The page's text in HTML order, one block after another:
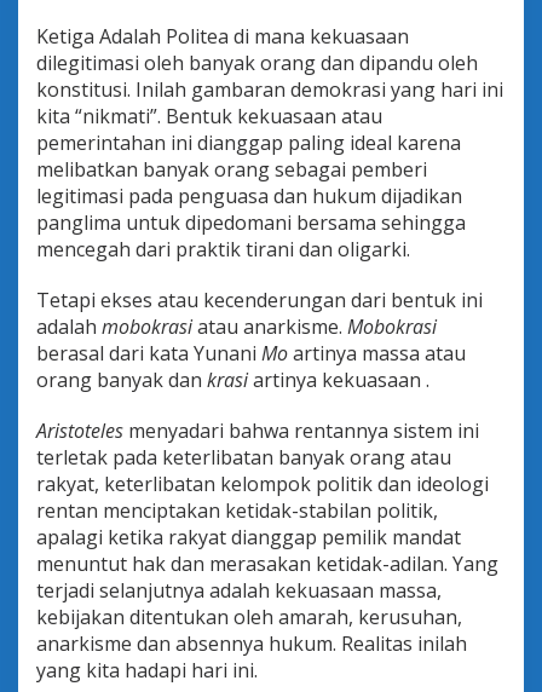
Ketiga Adalah Politea di mana kekuasaan
dilegitimasi oleh banyak orang dan dipandu oleh
konstitusi. Inilah gambaran demokrasi yang hari ini
kita “nikmati”. Bentuk kekuasaan atau
pemerintahan ini dianggap paling ideal karena
melibatkan banyak orang sebagai pemberi
legitimasi pada penguasa dan hukum dijadikan
panglima untuk dipedomani bersama sehingga
mencegah dari praktik tirani dan oligarki.
Tetapi ekses atau kecenderungan dari bentuk ini
adalah mobokrasiatau anarkisme. Mobokrasi
berasal dari kata Yunani Moartinya massa atau
orang banyak dan krasiartinya kekuasaan .
Aristoteles menyadari bahwa rentannya sistem ini
terletak pada keterlibatan banyak orang atau
rakyat, keterlibatan kelompok politik dan ideologi
rentan menciptakan ketidak-stabilan politik,
apalagi ketika rakyat dianggap pemilik mandat
menuntut hak dan merasakan ketidak-adilan. Yang
terjadi selanjutnya adalah kekuasaan massa,
kebijakan ditentukan oleh amarah, kerusuhan,
anarkisme dan absennya hukum. Realitas inilah
yang kita hadapi hari ini.